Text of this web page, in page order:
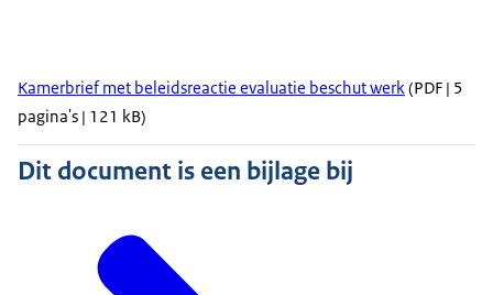
Kamerbrief met beleidsreactie evaluatie beschut werk(PDF | 5
pagina's | 121 kB)
Dit document is een bijlage bij